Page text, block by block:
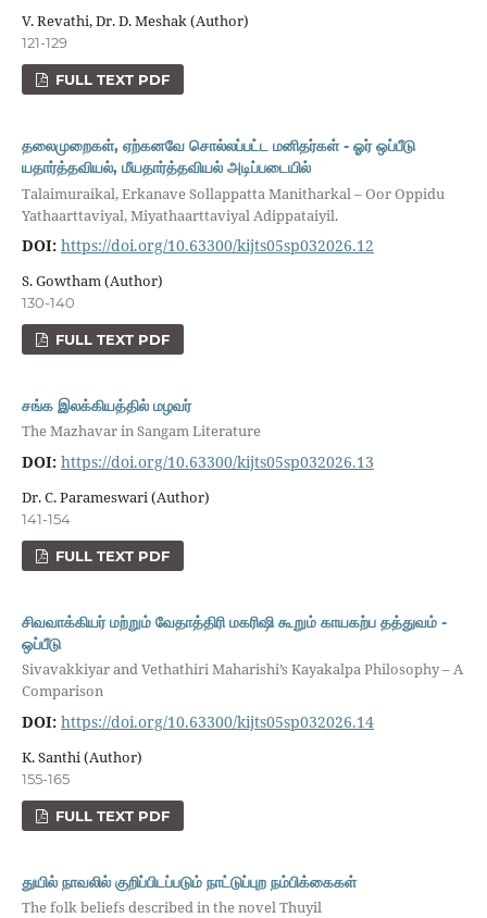
V. Revathi, Dr. D. Meshak (Author)
121-129
FULL TEXT PDF
தலைமுறைகள், ஏற்கனவே சொல்லப்பட்ட மனிதர்கள் - ஓர் ஒப்பீடு
யதார்த்தவியல், மீயதார்த்தவியல் அடிப்படையில்
Talaimuraikal, Erkanave Sollappatta Manitharkal – Oor Oppidu
Yathaarttaviyal, Miyathaarttaviyal Adippataiyil.
DOI: https://doi.org/10.63300/kijts05sp032026.12
S. Gowtham (Author)
130-140
FULL TEXT PDF
சங்க இலக்கியத்தில் மழவர்
The Mazhavar in Sangam Literature
DOI: https://doi.org/10.63300/kijts05sp032026.13
Dr. C. Parameswari (Author)
141-154
FULL TEXT PDF
சிவவாக்கியர் மற்றும் வேதாத்திரி மகரிஷி கூறும் காயகற்ப தத்துவம் -
ஒப்பீடு
Sivavakkiyar and Vethathiri Maharishi’s Kayakalpa Philosophy – A
Comparison
DOI: https://doi.org/10.63300/kijts05sp032026.14
K. Santhi (Author)
155-165
FULL TEXT PDF
துயில் நாவலில் குறிப்பிடப்படும் நாட்டுப்புற நம்பிக்கைகள்
The folk beliefs described in the novel Thuyil